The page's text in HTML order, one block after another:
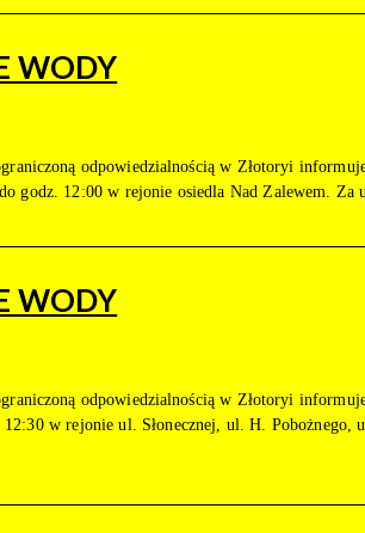
WODY
odpowiedzialnością w Złotoryi
godz. 12:00 w rejonie osiedla Nad Zalewem. Za
WODY
odpowiedzialnością w Złotoryi
w rejonie ul. Słonecznej, ul. H. Pobożnego,